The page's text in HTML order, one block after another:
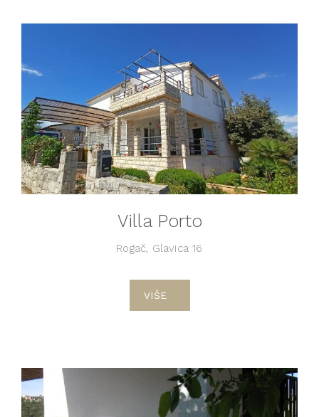
Villa Porto
Rogač, Glavica 16
VIŠE